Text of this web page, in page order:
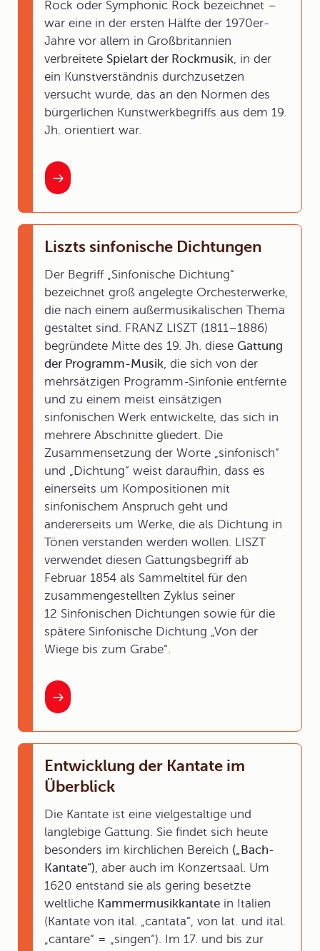
Rock oder Symphonic Rock bezeichnet –
war eine in der ersten Hälfte der 1970er-
Jahre vor allem in Großbritannien
verbreitete Spielart der Rockmusik, in der
ein Kunstverständnis durchzusetzen
versucht wurde, das an den Normen des
bürgerlichen Kunstwerkbegriffs aus dem 19.
Jh. orientiert war.
Liszts sinfonische Dichtungen
Der Begriff „Sinfonische Dichtung“
bezeichnet groß angelegte Orchesterwerke,
die nach einem außermusikalischen Thema
gestaltet sind. FRANZ LISZT (1811–1886)
begründete Mitte des 19. Jh. diese Gattung
der Programm-Musik, die sich von der
mehrsätzigen Programm-Sinfonie entfernte
und zu einem meist einsätzigen
sinfonischen Werk entwickelte, das sich in
mehrere Abschnitte gliedert. Die
Zusammensetzung der Worte „sinfonisch“
und „Dichtung“ weist daraufhin, dass es
einerseits um Kompositionen mit
sinfonischem Anspruch geht und
andererseits um Werke, die als Dichtung in
Tönen verstanden werden wollen. LISZT
verwendet diesen Gattungsbegriff ab
Februar 1854 als Sammeltitel für den
zusammengestellten Zyklus seiner
12 Sinfonischen Dichtungen sowie für die
spätere Sinfonische Dichtung „Von der
Wiege bis zum Grabe“.
Entwicklung der Kantate im
Überblick
Die Kantate ist eine vielgestaltige und
langlebige Gattung. Sie findet sich heute
besonders im kirchlichen Bereich („Bach-
Kantate“), aber auch im Konzertsaal. Um
1620 entstand sie als gering besetzte
weltliche Kammermusikkantate in Italien
(Kantate von ital. „cantata“, von lat. und ital.
„cantare“ = „singen“). Im 17. und bis zur